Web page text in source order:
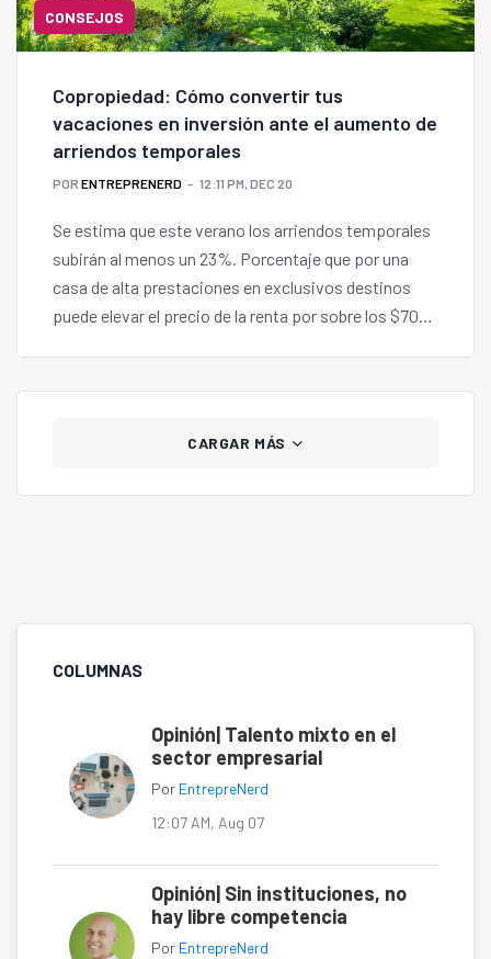
CONSEJOS
Copropiedad: Cómo convertir tus
vacaciones en inversión ante el aumento de
arriendos temporales
POR ENTREPRENERD 12:11 PM, DEC 20
Se estima que este verano los arriendos temporales
subirán al menos un 23%. Porcentaje que por una
casa de alta prestaciones en exclusivos destinos
puede elevar el precio de la renta por sobre los $700
CARGAR MÁS
COLUMNAS
Opinión| Talento mixto en el
sector empresarial
Por EntrepreNerd
12:07 AM, Aug 07
Opinión| Sin instituciones, no
hay libre competencia
Por EntrepreNerd